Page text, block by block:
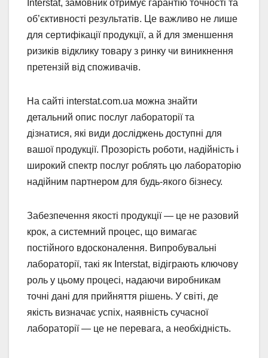
Interstat, замовник отримує гарантію точності та
об’єктивності результатів. Це важливо не лише
для сертифікації продукції, а й для зменшення
ризиків відклику товару з ринку чи виникнення
претензій від споживачів.
На сайті interstat.com.ua можна знайти
детальний опис послуг лабораторії та
дізнатися, які види досліджень доступні для
вашої продукції. Прозорість роботи, надійність і
широкий спектр послуг роблять цю лабораторію
надійним партнером для будь-якого бізнесу.
Забезпечення якості продукції — це не разовий
крок, а системний процес, що вимагає
постійного вдосконалення. Випробувальні
лабораторії, такі як Interstat, відіграють ключову
роль у цьому процесі, надаючи виробникам
точні дані для прийняття рішень. У світі, де
якість визначає успіх, наявність сучасної
лабораторії — це не перевага, а необхідність.